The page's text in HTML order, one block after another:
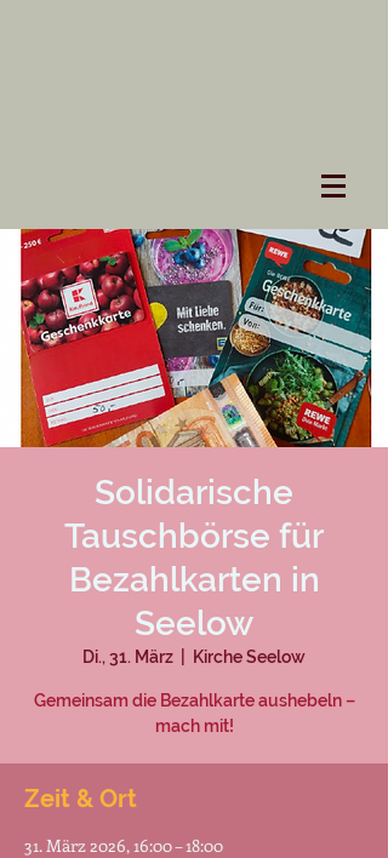
Solidarische
Tauschbörse für
Bezahlkarten in
Seelow
Di., 31. März Kirche Seelow
Gemeinsam die Bezahlkarte aushebeln –
mach mit!
Zeit & Ort
31. März 2026, 16:00 – 18:00